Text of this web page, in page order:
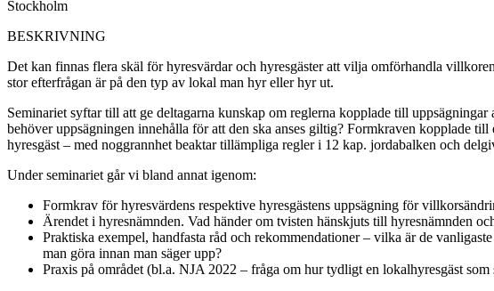
Stockholm
BESKRIVNING
Det kan finnas flera skäl för hyresvärdar och hyresgäster att vilja omförhandla
stor efterfrågan är på den typ av lokal man hyr eller hyr ut.
Seminariet syftar till att ge deltagarna kunskap om reglerna kopplade till
behöver uppsägningen innehålla för att den ska anses giltig? Formkraven kopplade
hyresgäst – med noggrannhet beaktar tillämpliga regler i 12 kap. jordabalken och
Under seminariet går vi bland annat igenom:
Formkrav för hyresvärdens respektive hyresgästens uppsägning för
Ärendet i hyresnämnden. Vad händer om tvisten hänskjuts till hyresnämnden
Praktiska exempel, handfasta råd och rekommendationer – vilka är de
man göra innan man säger upp?
Praxis på området (bl.a. NJA 2022 – fråga om hur tydligt en lokalhyresgäst